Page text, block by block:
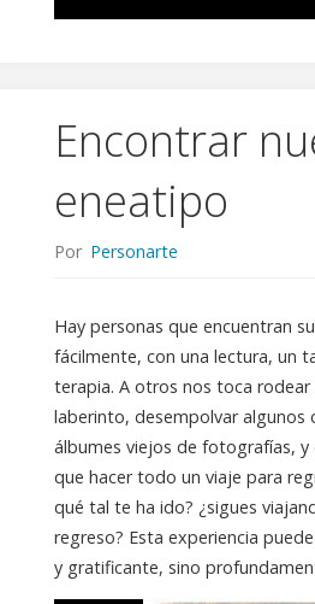
Encontrar
eneatipo
Por Personarte
Hay personas que encuentran su
fácilmente, con una lectura, un
terapia. A otros nos toca rodear
laberinto, desempolvar algunos
álbumes viejos de fotografías,
que hacer todo un viaje para
qué tal te ha ido? ¿sigues
regreso? Esta experiencia
y gratificante, sino